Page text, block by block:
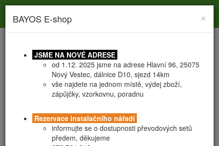
navigation
Registrace
Kontaktní a fakturační údaje
×
BAYOS E-shop
JSME NA NOVÉ ADRESE
od 1.12. 2025 jsme na adrese Hlavní 96, 25075
Nový Vestec, dálnice D10, sjezd 14km
vše najdete na jednom místě, výdej zboží,
zápůjčky, vzorkovnu, poradnu
Rezervace instalačního nářadí
informujte se o dostupnosti převodových setů
předem, děkujeme